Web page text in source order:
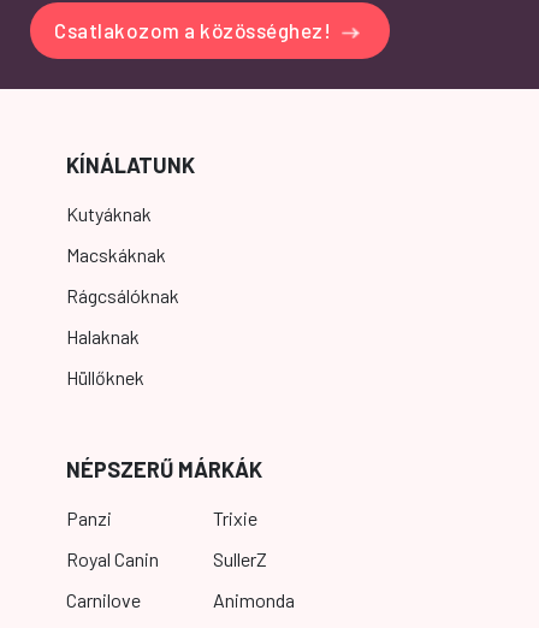
Csatlakozom a közösséghez!
KÍNÁLATUNK
Kutyáknak
Macskáknak
Rágcsálóknak
Halaknak
Hüllőknek
NÉPSZERŰ MÁRKÁK
Panzi
Royal Canin
Carnilove
Trixie
SullerZ
Animonda